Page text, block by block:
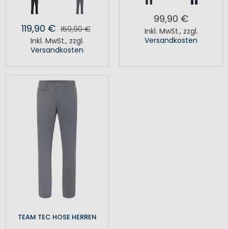
119,90 € 159,90 €
Inkl. MwSt., zzgl.
Versandkosten
99,90 €
Inkl. MwSt., zzgl.
Versandkosten
TEAM TEC HOSE HERREN